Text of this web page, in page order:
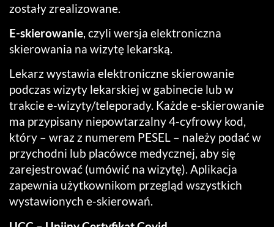
zostały zrealizowane.
E-skierowanie, czyli wersja elektroniczna
skierowania na wizytę lekarską.
Lekarz wystawia elektroniczne skierowanie
podczas wizyty lekarskiej w gabinecie lub w
trakcie e-wizyty/teleporady. Każde e-skierowanie
ma przypisany niepowtarzalny 4-cyfrowy kod,
który – wraz z numerem PESEL – należy podać w
przychodni lub placówce medycznej, aby się
zarejestrować (umówić na wizytę). Aplikacja
zapewnia użytkownikom przegląd wszystkich
wystawionych e-skierowań.